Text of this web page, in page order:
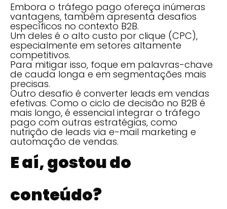
Embora o tráfego pago ofereça inúmeras
vantagens, também apresenta desafios
específicos no contexto B2B.
Um deles é o alto custo por clique (CPC),
especialmente em setores altamente
competitivos.
Para mitigar isso, foque em palavras-chave
de cauda longa e em segmentações mais
precisas.
Outro desafio é converter leads em vendas
efetivas. Como o ciclo de decisão no B2B é
mais longo, é essencial integrar o tráfego
pago com outras estratégias, como
nutrição de leads via e-mail marketing e
automação de vendas.
E aí, gostou do
conteúdo?